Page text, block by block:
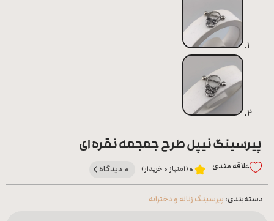
پیرسینگ نیپل طرح جمجمه نقره ای
علاقه‌ مندی 0(امتیاز 0 خریدار) 0 دیدگاه
دسته‌بندی: پیرسینگ زنانه و دخترانه